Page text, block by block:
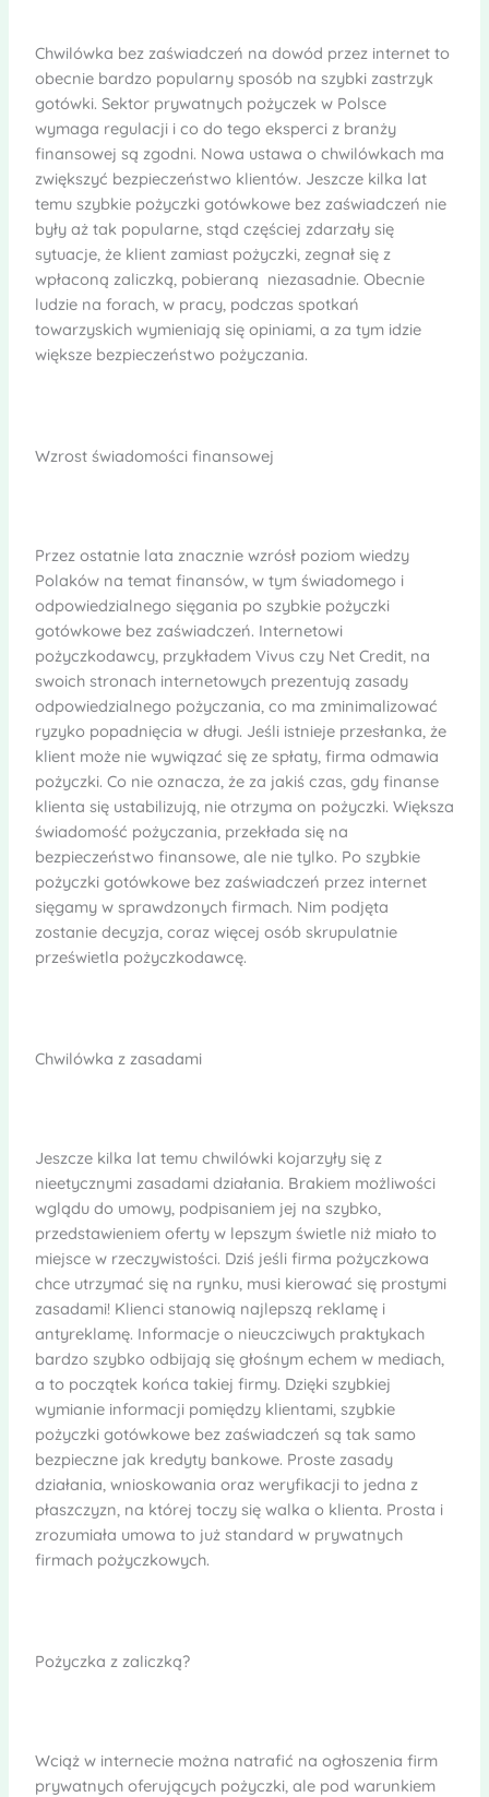
Chwilówka bez zaświadczeń na dowód przez internet to
obecnie bardzo popularny sposób na szybki zastrzyk
gotówki. Sektor prywatnych pożyczek w Polsce
wymaga regulacji i co do tego eksperci z branży
finansowej są zgodni. Nowa ustawa o chwilówkach ma
zwiększyć bezpieczeństwo klientów. Jeszcze kilka lat
temu szybkie pożyczki gotówkowe bez zaświadczeń nie
były aż tak popularne, stąd częściej zdarzały się
sytuacje, że klient zamiast pożyczki, zegnał się z
wpłaconą zaliczką, pobieraną niezasadnie. Obecnie
ludzie na forach, w pracy, podczas spotkań
towarzyskich wymieniają się opiniami, a za tym idzie
większe bezpieczeństwo pożyczania.
Wzrost świadomości finansowej
Przez ostatnie lata znacznie wzrósł poziom wiedzy
Polaków na temat finansów, w tym świadomego i
odpowiedzialnego sięgania po szybkie pożyczki
gotówkowe bez zaświadczeń. Internetowi
pożyczkodawcy, przykładem Vivus czy Net Credit, na
swoich stronach internetowych prezentują zasady
odpowiedzialnego pożyczania, co ma zminimalizować
ryzyko popadnięcia w długi. Jeśli istnieje przesłanka, że
klient może nie wywiązać się ze spłaty, firma odmawia
pożyczki. Co nie oznacza, że za jakiś czas, gdy finanse
klienta się ustabilizują, nie otrzyma on pożyczki. Większa
świadomość pożyczania, przekłada się na
bezpieczeństwo finansowe, ale nie tylko. Po szybkie
pożyczki gotówkowe bez zaświadczeń przez internet
sięgamy w sprawdzonych firmach. Nim podjęta
zostanie decyzja, coraz więcej osób skrupulatnie
prześwietla pożyczkodawcę.
Chwilówka z zasadami
Jeszcze kilka lat temu chwilówki kojarzyły się z
nieetycznymi zasadami działania. Brakiem możliwości
wglądu do umowy, podpisaniem jej na szybko,
przedstawieniem oferty w lepszym świetle niż miało to
miejsce w rzeczywistości. Dziś jeśli firma pożyczkowa
chce utrzymać się na rynku, musi kierować się prostymi
zasadami! Klienci stanowią najlepszą reklamę i
antyreklamę. Informacje o nieuczciwych praktykach
bardzo szybko odbijają się głośnym echem w mediach,
a to początek końca takiej firmy. Dzięki szybkiej
wymianie informacji pomiędzy klientami, szybkie
pożyczki gotówkowe bez zaświadczeń są tak samo
bezpieczne jak kredyty bankowe. Proste zasady
działania, wnioskowania oraz weryfikacji to jedna z
płaszczyzn, na której toczy się walka o klienta. Prosta i
zrozumiała umowa to już standard w prywatnych
firmach pożyczkowych.
Pożyczka z zaliczką?
Wciąż w internecie można natrafić na ogłoszenia firm
prywatnych oferujących pożyczki, ale pod warunkiem